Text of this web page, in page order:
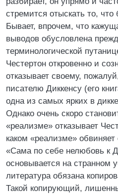
стремится отыскать то,
Бывает, впрочем, что
выводов обусловлена
терминологической
Честертон откровенно и
отказывает своему,
писателю Диккенсу (его
одна из самых ярких в
Однако очень скоро
«реализме» отказывает
каком «реализме»
«Сама по себе нелюбовь к
основывается на странном
литература обязана
Такой копирующий,